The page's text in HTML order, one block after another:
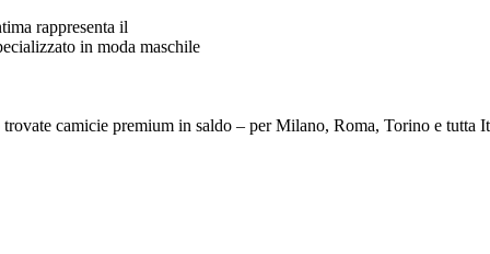
rappresenta il
in moda maschile
camicie premium in saldo – per Milano, Roma, Torino e